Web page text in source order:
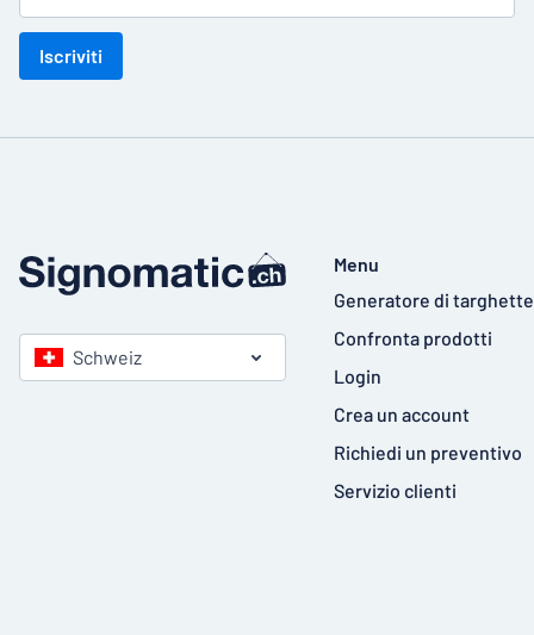
Iscriviti
Schweiz
Menu
Generatore di targhette
Confronta prodotti
Login
Crea un account
Richiedi un preventivo
Servizio clienti